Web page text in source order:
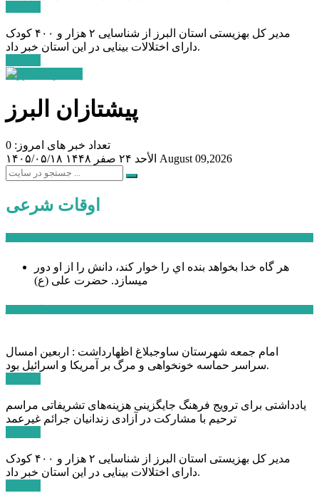
مدیر کل بهزیستی استان البرز از شناسایی ۲ هزار و ۴۰۰ کودک
دارای اختلالات بینایی در این استان خبر داد.
پیشتازان البرز
تعداد خبر های امروز: 0
۱۴۰۵/۰۵/۱۸
الأحد ۲۴ صفر ۱۴۴۸ August 09,2026
اوقات شرعی
هر گاه خدا بخواهد بنده اي را خوار كند، دانش را از او دور
میسازد. حضرت علی (ع)
امام جمعه شهرستان ساوجبلاغ اظهارداشت : اربعین امسال
سراسر حماسه خونخواهی و مرگ بر آمریکا و اسرائیل بود.
یادداشتی برای ترویج فرهنگ جایگزینی هزینه‌های تشریفاتی مراسم
ترحیم با مشارکت در آزادی زندانیان جرائم غیرعمد
مدیر کل بهزیستی استان البرز از شناسایی ۲ هزار و ۴۰۰ کودک
دارای اختلالات بینایی در این استان خبر داد.